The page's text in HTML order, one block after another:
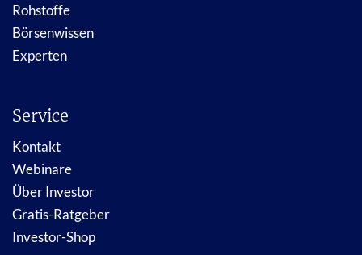
Rohstoffe
Börsenwissen
Experten
Service
Kontakt
Webinare
Über Investor
Gratis-Ratgeber
Investor-Shop